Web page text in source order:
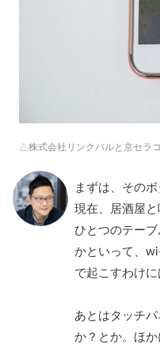
△株式会社リンクバルと京セラ
まずは、その
現在、居酒屋
ひとつのテー
かといって、
で起こすわけに
あとはタッチ
か？とか。ほ